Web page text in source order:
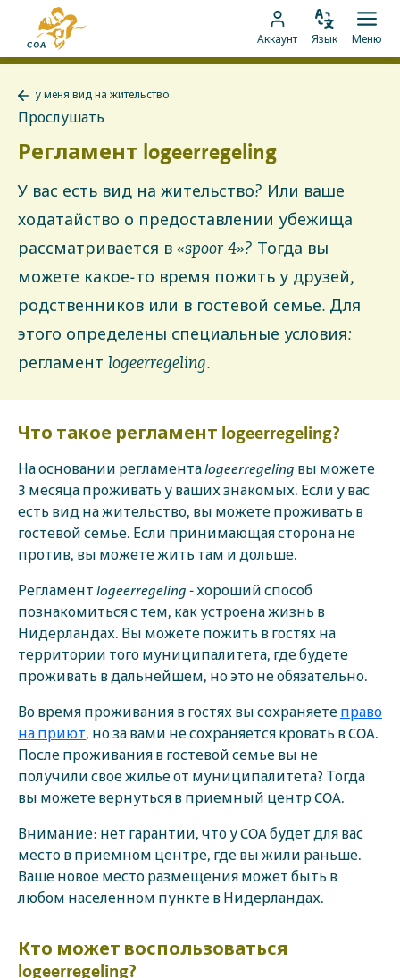
Перейти
контенту
главную
страницу
Перейти
к
Аккаунт
Изменить
Язык Меню
Назад
меня
на
жительство
у меня вид на жительство
Прослушать
Регламент logeerregeling
У вас есть вид на жительство? Или ваше
ходатайство о предоставлении убежища
рассматривается в «spoor 4»? Тогда вы
можете какое-то время пожить у друзей,
родственников или в гостевой семье. Для
этого определены специальные условия:
регламент logeerregeling.
Что такое регламент logeerregeling?
На основании регламентаlogeerregeling вы можете
3 месяца проживать у ваших знакомых. Если у вас
есть вид на жительство, вы можете проживать в
гостевой семье. Если принимающая сторона не
против, вы можете жить там и дольше.
Регламент logeerregeling - хороший способ
познакомиться с тем, как устроена жизнь в
Нидерландах. Вы можете пожить в гостях на
территории того муниципалитета, где будете
проживать в дальнейшем, но это не обязательно.
Во время проживания в гостях вы сохраняете право
на приют, но за вами не сохраняется кровать в COA.
После проживания в гостевой семье вы не
получили свое жилье от муниципалитета? Тогда
вы можете вернуться в приемный центр COA.
Внимание: нет гарантии, что у COA будет для вас
место в приемном центре, где вы жили раньше.
Ваше новое место размещения может быть в
любом населенном пункте в Нидерландах.
Кто может воспользоваться
logeerregeling?